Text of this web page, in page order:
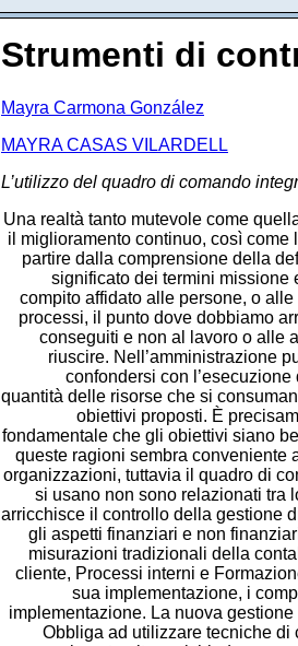
Strumenti di
Mayra Carmona González
MAYRA CASAS VILARDELL
L’utilizzo del quadro di comando
Una realtà tanto mutevole come
il miglioramento continuo, così come
partire dalla comprensione della
significato dei termini missione
compito affidato alle persone, o
processi, il punto dove dobbiamo
conseguiti e non al lavoro o alle
riuscire. Nell’amministrazione
confondersi con
quantità delle risorse che si
obiettivi proposti. È
fondamentale che gli obiettivi siano
queste ragioni sembra conveniente
organizzazioni, tuttavia il quadro di
si usano non sono relazionati tra
arricchisce il controllo della gestione
gli aspetti finanziari e non
misurazioni tradizionali della
cliente, Processi interni e
sua implementazione, i
implementazione. La nuova
Obbliga ad utilizzare tecniche di